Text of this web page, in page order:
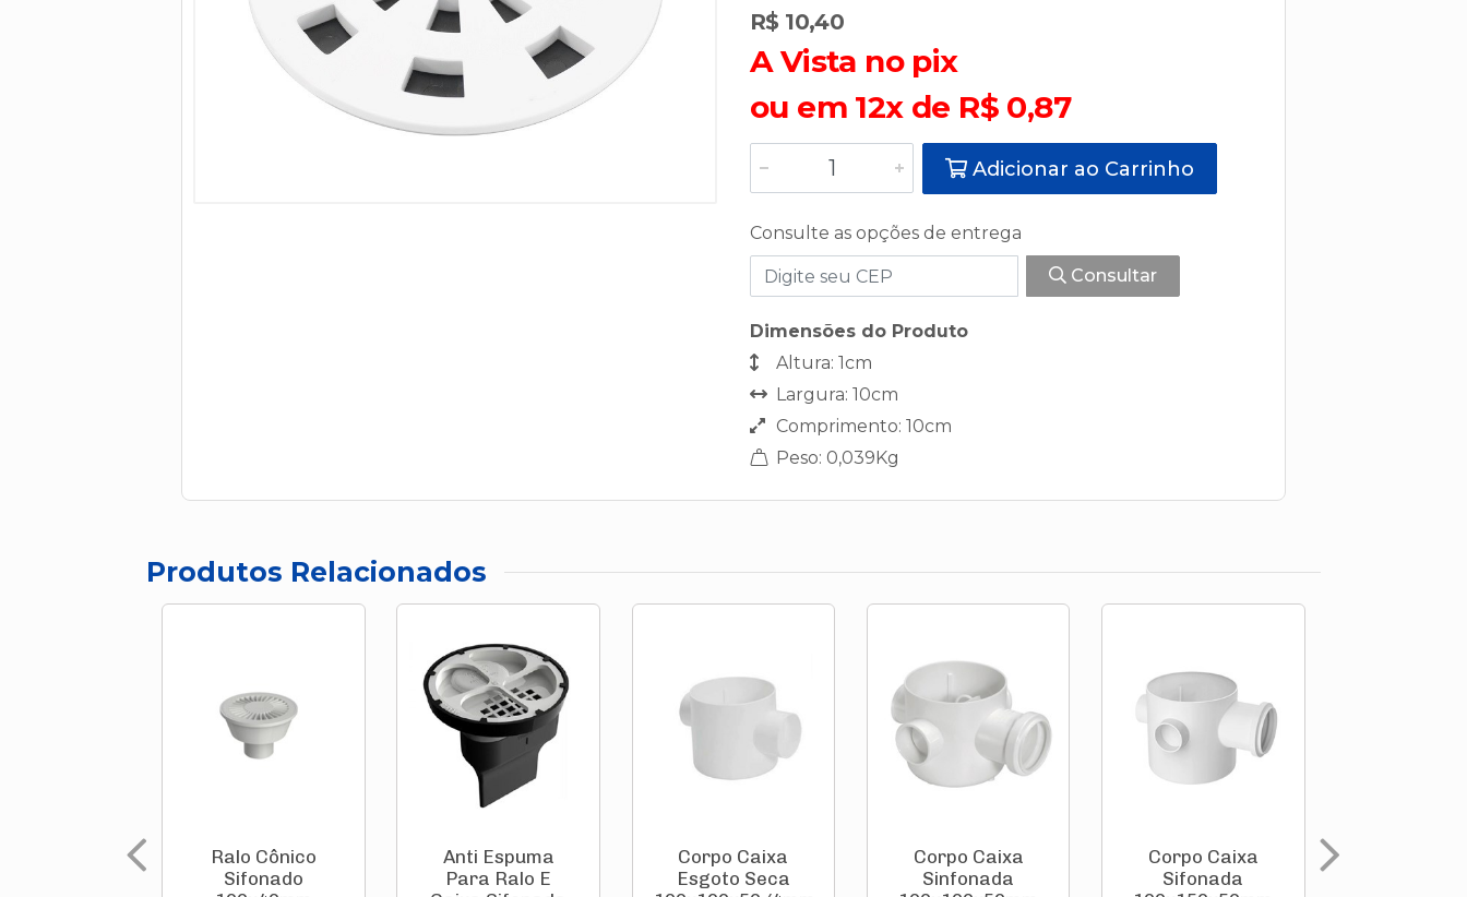
R$ 10,40
A Vista no pix
ou em 12x de R$ 0,87
Adicionar ao Carrinho
Consulte as opções de entrega
Consultar
Dimensões do Produto
Altura: 1cm
Largura: 10cm
Comprimento: 10cm
Peso: 0,039Kg
Produtos Relacionados
Ralo Cônico
Sifonado
Anti Espuma
Para Ralo E
Corpo Caixa
Esgoto Seca
Corpo Caixa
Sinfonada
Corpo Caixa
Sifonada